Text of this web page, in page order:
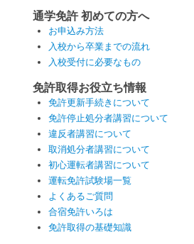
通学免許 初めての方へ
お申込み方法
入校から卒業までの流れ
入校受付に必要なもの
免許取得お役立ち情報
免許更新手続きについて
免許停止処分者講習について
違反者講習について
取消処分者講習について
初心運転者講習について
運転免許試験場一覧
よくあるご質問
合宿免許いろは
免許取得の基礎知識